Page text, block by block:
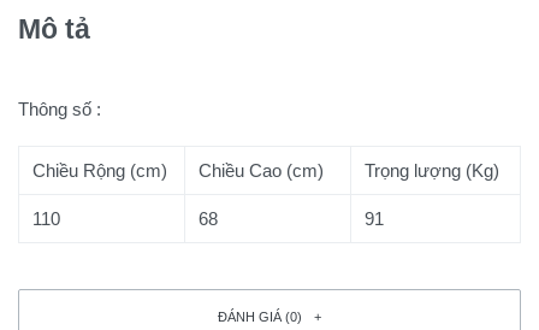
Mô tả
Thông số :
Chiều Rộng (cm) Chiều Cao (cm) Trọng lượng (Kg)
110 68 91
ĐÁNH GIÁ (0)